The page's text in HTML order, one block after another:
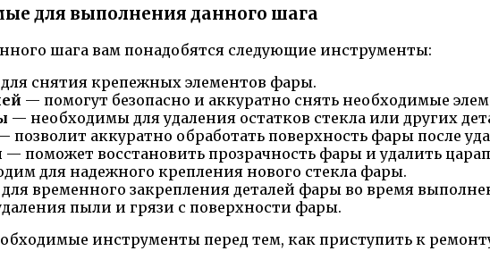
для выполнения данного шага
шага вам понадобятся следующие инструменты:
снятия крепежных элементов фары.
— помогут безопасно и аккуратно снять необходимые
— необходимы для удаления остатков стекла или других
позволит аккуратно обработать поверхность фары после
— поможет восстановить прозрачность фары и удалить
для надежного крепления нового стекла фары.
временного закрепления деталей фары во время
пыли и грязи с поверхности фары.
инструменты перед тем, как приступить к